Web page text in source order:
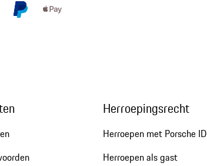
Herroepingsrecht
Herroepen met Porsche ID
Herroepen als gast